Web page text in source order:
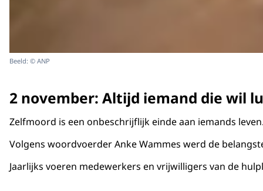
Beeld: © ANP
2 november: Altijd iemand die wil
Zelfmoord is een onbeschrijflijk einde aan iemands
Volgens woordvoerder Anke Wammes werd de
Jaarlijks voeren medewerkers en vrijwilligers van de